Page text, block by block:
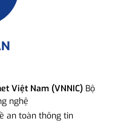
Việt Nam (VNNIC) Bộ
nghệ
an toàn thông tin